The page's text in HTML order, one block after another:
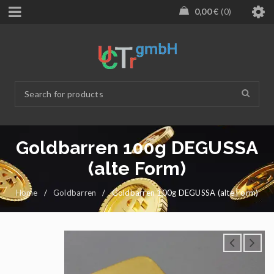
0,00€ 0
Goldbarren 100g DEGUSSA
(alte Form)
Home / Goldbarren / Goldbarren 100g DEGUSSA (alte Form)